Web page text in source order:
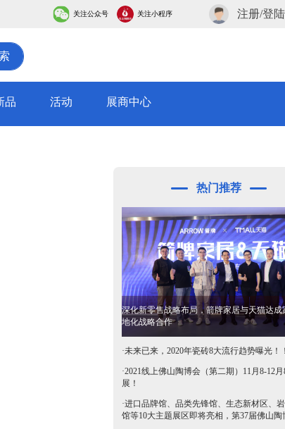
关注公众号 关注小程序 注册/登陆
品 活动 展商中心
热门推荐
深化新零售战略布局，箭牌家居与天猫达成
地化战略合作
·未来已来，2020年瓷砖8大流行趋势曝光！
·2021线上佛山陶博会（第二期）11月8-12
展！
·进口品牌馆、品类先锋馆、生态新材区、
馆等10大主题展区即将亮相，第37届佛山陶